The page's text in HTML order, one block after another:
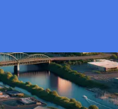
회를 섬겨온